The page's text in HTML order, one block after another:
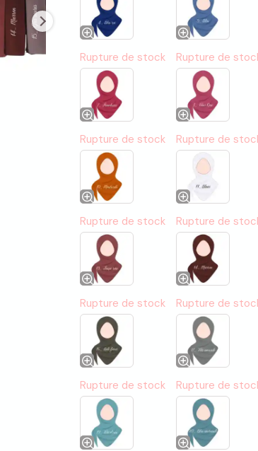
Rupture de stock Rupture de
Rupture de stock Rupture de
Rupture de stock Rupture de
Rupture de stock Rupture de
Rupture de stock Rupture de